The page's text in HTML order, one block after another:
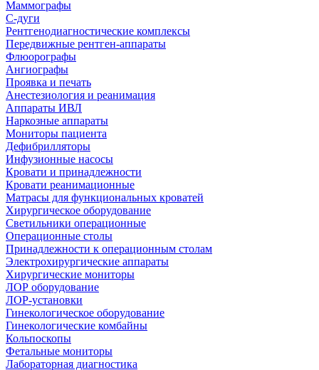
Маммографы
С-дуги
Рентгенодиагностические комплексы
Передвижные рентген-аппараты
Флюорографы
Ангиографы
Проявка и печать
Анестезиология и реанимация
Аппараты ИВЛ
Наркозные аппараты
Мониторы пациента
Дефибрилляторы
Инфузионные насосы
Кровати и принадлежности
Кровати реанимационные
Матрасы для функциональных кроватей
Хирургическое оборудование
Светильники операционные
Операционные столы
Принадлежности к операционным столам
Электрохирургические аппараты
Хирургические мониторы
ЛОР оборудование
ЛОР-установки
Гинекологическое оборудование
Гинекологические комбайны
Кольпоскопы
Фетальные мониторы
Лабораторная диагностика